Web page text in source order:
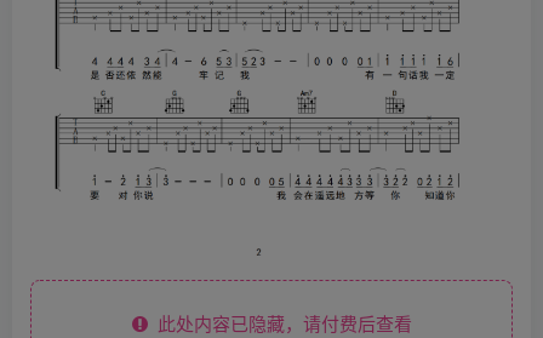
此处内容已隐藏，请付费后查看